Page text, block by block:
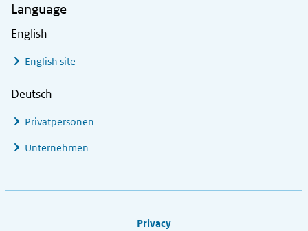
Language
English
English site
Deutsch
Privatpersonen
Unternehmen
Privacy